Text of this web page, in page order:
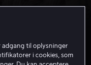
adgang til oplysninger
i cookies, som